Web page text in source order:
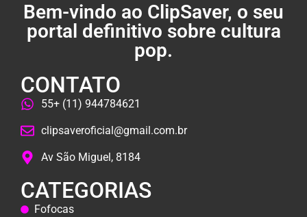
Bem-vindo ao ClipSaver, o seu
portal definitivo sobre cultura
pop.
CONTATO
55+ (11) 944784621
clipsaveroficial@gmail.com.br
Av São Miguel, 8184
CATEGORIAS
Fofocas